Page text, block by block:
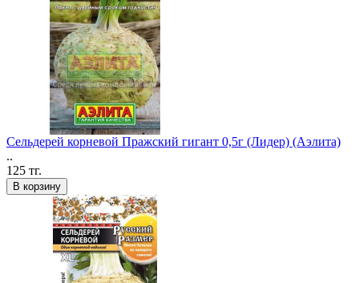
Сельдерей корневой Пражский гигант 0,5г (Лидер) (Аэлита)
..
125 тг.
В корзину